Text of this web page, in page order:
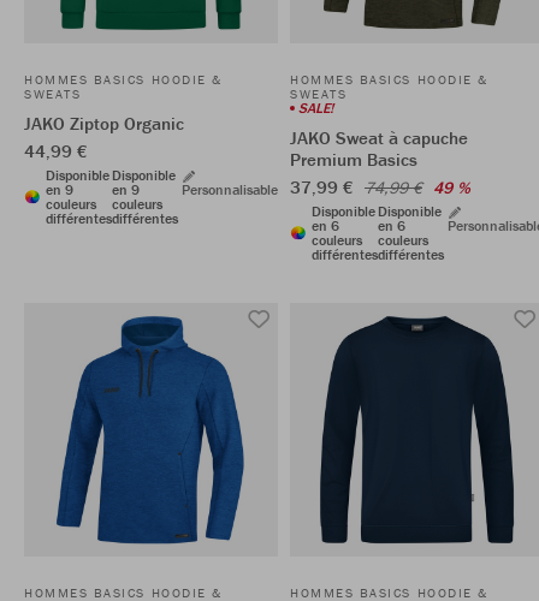
HOMMES BASICS HOODIE &
SWEATS
JAKO Ziptop Organic
44,99 €
Disponible
en 9
couleurs
différentes
Disponible
en 9
couleurs
différentes
Personnalisable
HOMMES BASICS HOODIE &
SWEATS
SALE!
JAKO Sweat à capuche
Premium Basics
37,99 € 74,99 € 49 %
Disponible
en 6
couleurs
différentes
Disponible
en 6
couleurs
différentes
HOMMES BASICS HOODIE &
HOMMES BASICS HOODIE &